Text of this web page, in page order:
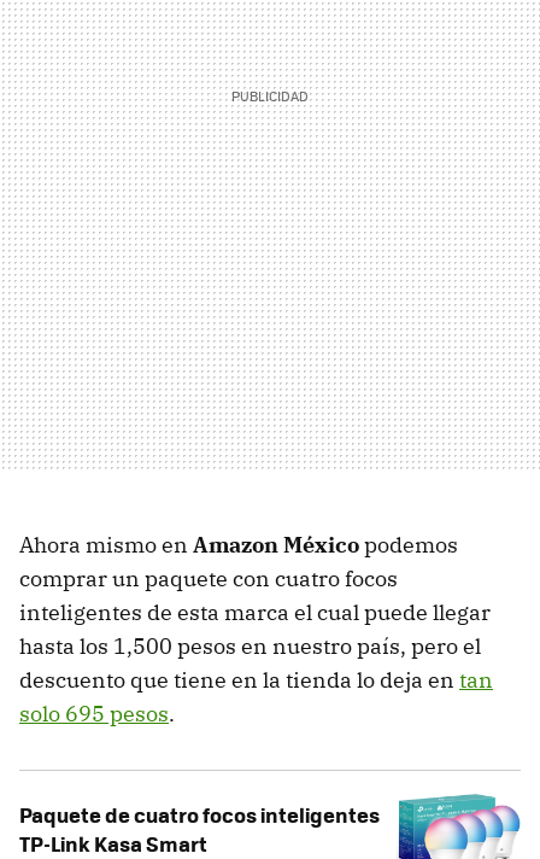
Ahora mismo en Amazon Méxicopodemos
comprar un paquete con cuatro focos
inteligentes de esta marca el cual puede llegar
hasta los 1,500 pesos en nuestro país, pero el
descuento que tiene en la tienda lo deja en tan
solo 695 pesos.
Paquete de cuatro focos inteligentes
TP-Link Kasa Smart